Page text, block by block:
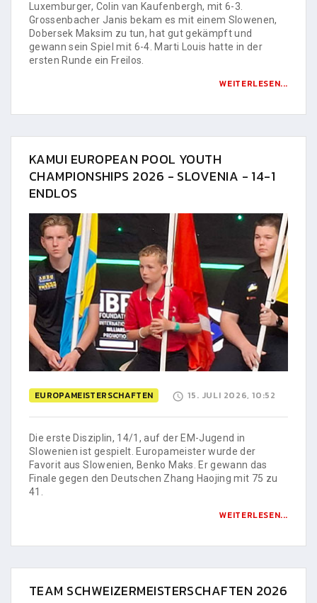
Luxemburger, Colin van Kaufenbergh, mit 6-3.
Grossenbacher Janis bekam es mit einem Slowenen,
Dobersek Maksim zu tun, hat gut gekämpft und
gewann sein Spiel mit 6-4. Marti Louis hatte in der
ersten Runde ein Freilos.
WEITERLESEN...
KAMUI EUROPEAN POOL YOUTH
CHAMPIONSHIPS 2026 - SLOVENIA - 14-1
ENDLOS
EUROPAMEISTERSCHAFTEN 15. JULI 2026, 10:52
Die erste Disziplin, 14/1, auf der EM-Jugend in
Slowenien ist gespielt. Europameister wurde der
Favorit aus Slowenien, Benko Maks. Er gewann das
Finale gegen den Deutschen Zhang Haojing mit 75 zu
41.
WEITERLESEN...
TEAM SCHWEIZERMEISTERSCHAFTEN 2026